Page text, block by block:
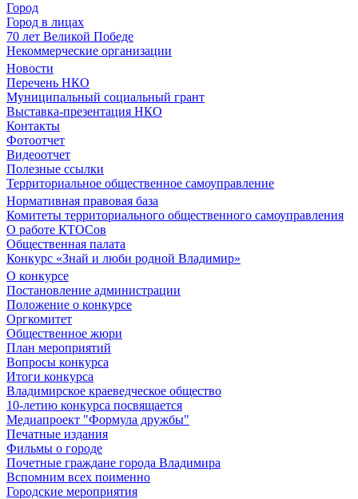
Город
Город в лицах
70 лет Великой Победе
Некоммерческие организации
Новости
Перечень НКО
Муниципальный социальный грант
Выставка-презентация НКО
Контакты
Фотоотчет
Видеоотчет
Полезные ссылки
Территориальное общественное самоуправление
Нормативная правовая база
Комитеты территориального общественного самоуправления
О работе КТОСов
Общественная палата
Конкурс «Знай и люби родной Владимир»
О конкурсе
Постановление администрации
Положение о конкурсе
Оргкомитет
Общественное жюри
План мероприятий
Вопросы конкурса
Итоги конкурса
Владимирское краеведческое общество
10-летию конкурса посвящается
Медиапроект "Формула дружбы"
Печатные издания
Фильмы о городе
Почетные граждане города Владимира
Вспомним всех поименно
Городские мероприятия